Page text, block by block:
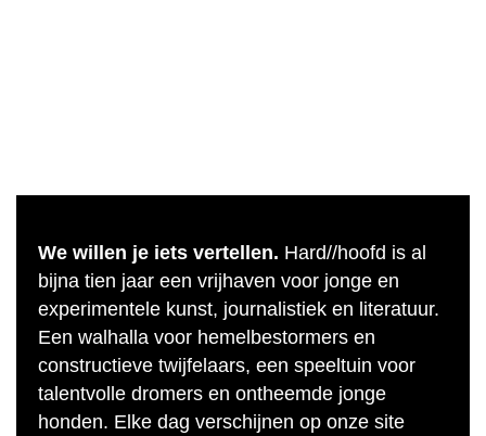
We willen je iets vertellen. Hard//hoofd is al
bijna tien jaar een vrijhaven voor jonge en
experimentele kunst, journalistiek en literatuur.
Een walhalla voor hemelbestormers en
constructieve twijfelaars, een speeltuin voor
talentvolle dromers en ontheemde jonge
honden. Elke dag verschijnen op onze site